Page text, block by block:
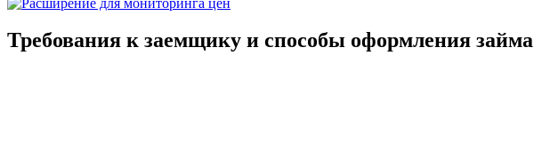
Требования к заемщику и способы оформления займа